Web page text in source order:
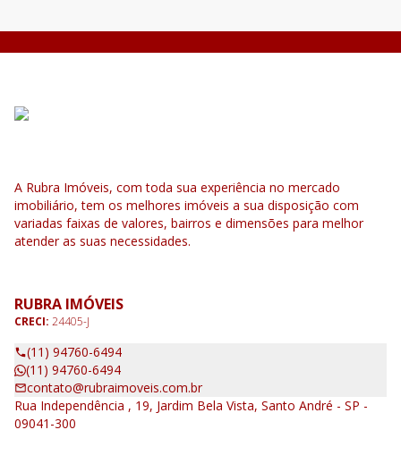
A Rubra Imóveis, com toda sua experiência no mercado
imobiliário, tem os melhores imóveis a sua disposição com
variadas faixas de valores, bairros e dimensões para melhor
atender as suas necessidades.
RUBRA IMÓVEIS
CRECI: 24405-J
(11) 94760-6494
(11) 94760-6494
contato@rubraimoveis.com.br
Rua Independência , 19, Jardim Bela Vista, Santo André - SP -
09041-300